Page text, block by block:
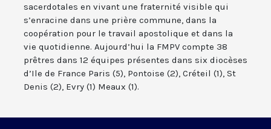
sacerdotales en vivant une fraternité visible qui
s’enracine dans une prière commune, dans la
coopération pour le travail apostolique et dans la
vie quotidienne. Aujourd’hui la FMPV compte 38
prêtres dans 12 équipes présentes dans six diocèses
d’Ile de France Paris (5), Pontoise (2), Créteil (1), St
Denis (2), Evry (1) Meaux (1).